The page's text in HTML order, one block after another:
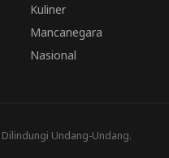
Kuliner
Mancanegara
Nasional
Undang-Undang.